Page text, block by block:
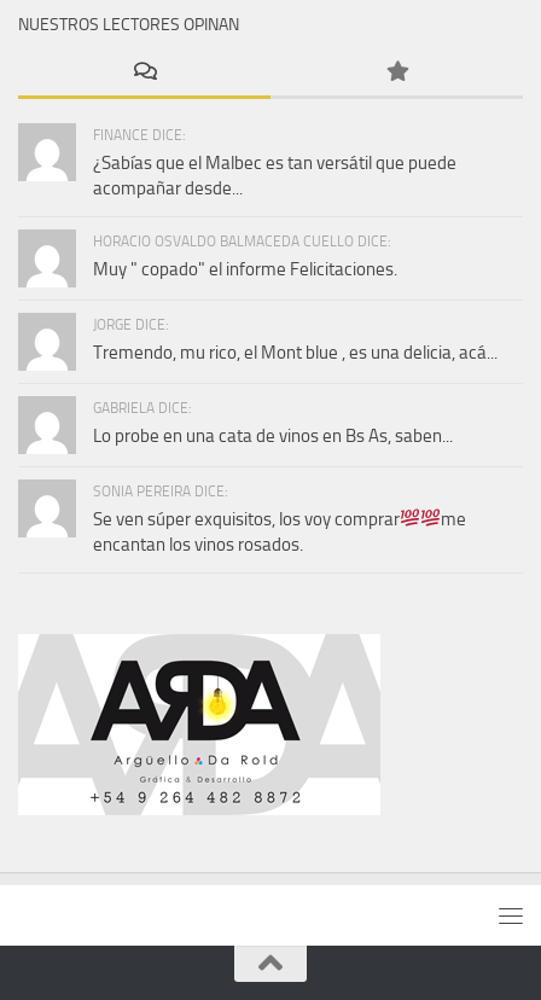
NUESTROS LECTORES OPINAN
FINANCE DICE:
¿Sabías que el Malbec es tan versátil que puede
acompañar desde...
HORACIO OSVALDO BALMACEDA CUELLO DICE:
Muy " copado" el informe Felicitaciones.
JORGE DICE:
Tremendo, mu rico, el Mont blue , es una delicia, acá...
GABRIELA DICE:
Lo probe en una cata de vinos en Bs As, saben...
SONIA PEREIRA DICE:
Se ven súper exquisitos, los voy comprar
me
encantan los vinos rosados.